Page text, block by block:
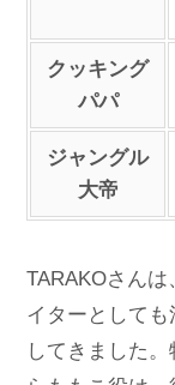
クッキング
パパ
ジャングル
大帝
TARAKOさん
イターとして
してきました